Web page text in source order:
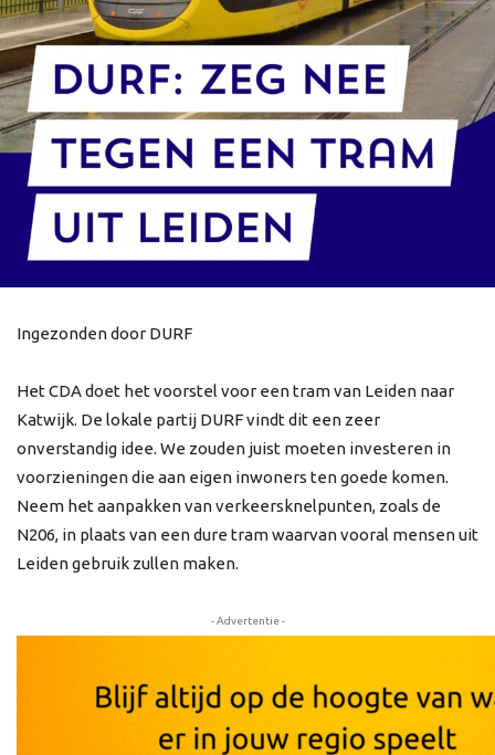
Ingezonden door DURF
Het CDA doet het voorstel voor een tram van Leiden naar
Katwijk. De lokale partij DURF vindt dit een zeer
onverstandig idee. We zouden juist moeten investeren in
voorzieningen die aan eigen inwoners ten goede komen.
Neem het aanpakken van verkeersknelpunten, zoals de
N206, in plaats van een dure tram waarvan vooral mensen uit
Leiden gebruik zullen maken.
- Advertentie -